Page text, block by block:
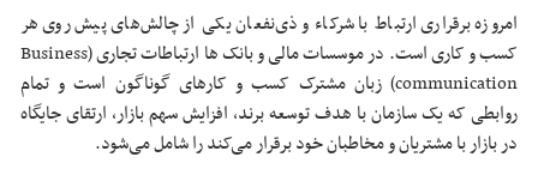
امروزه برقراری ارتباط با شرکاء و ذی‌نفعان یکی از چالش‌های پیش روی هر
کسب و کاری است. در موسسات مالی و بانک ها ارتباطات تجاری (Business
communication) زبان مشترک کسب ‌و کارهای گوناگون است و تمام
روابطی که یک سازمان با هدف توسعه برند، افزایش سهم بازار، ارتقای جایگاه
در بازار با مشتریان و مخاطبان خود برقرار می‌کند را شامل می‌شود.